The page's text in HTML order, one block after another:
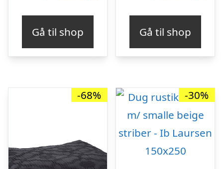
var:
kr. 399,95.kr. 299,95.
Gå til shop
var:
kr. 549,00.kr.
Gå til shop
-68% -30%